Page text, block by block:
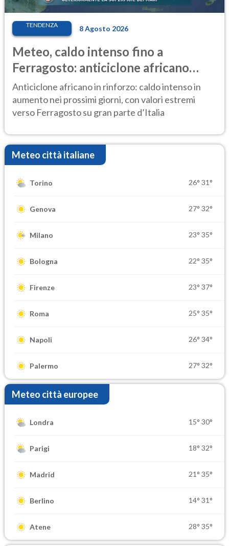
TENDENZA 8 Agosto 2026
Meteo, caldo intenso fino a
Ferragosto: anticiclone africano
ancora protagonista
Anticiclone africano in rinforzo: caldo intenso in
aumento nei prossimi giorni, con valori estremi
verso Ferragosto su gran parte d’Italia
Meteo città italiane
Torino 26° 31°
Genova 27° 32°
Milano 23° 35°
Bologna 22° 35°
Firenze 23° 37°
Roma 25° 35°
Napoli 26° 34°
Palermo 27° 32°
Meteo città europee
Londra 15° 30°
Parigi 18° 32°
Madrid 21° 35°
Berlino 14° 31°
Atene 28° 35°